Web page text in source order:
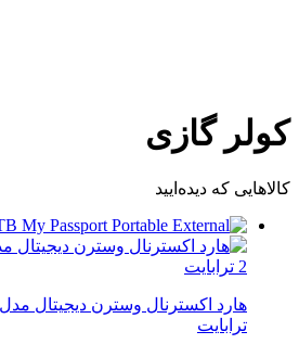
کولر گازی
کالاهایی که دیده‌ایید
ترابایت